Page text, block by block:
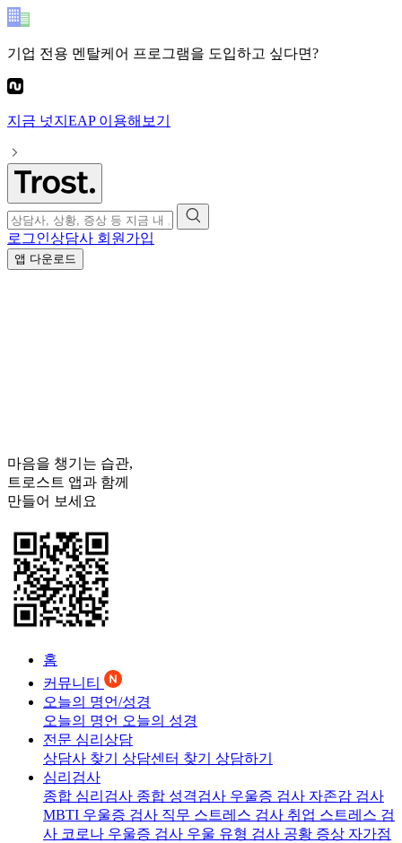
기업 전용 멘탈케어 프로그램을 도입하고 싶다면?
지금 넛지EAP이용해보기
로그인상담사 회원가입
앱 다운로드
마음을 챙기는 습관,
트로스트 앱과 함께
만들어 보세요
홈
커뮤니티
오늘의 명언/성경
오늘의 명언 오늘의 성경
전문 심리상담
상담사 찾기 상담센터 찾기 상담하기
심리검사
종합 심리검사 종합 성격검사 우울증 검사 자존감 검사
MBTI 우울증 검사 직무 스트레스 검사 취업 스트레스 검
사 코로나 우울증 검사 우울 유형 검사 공황 증상 자가점